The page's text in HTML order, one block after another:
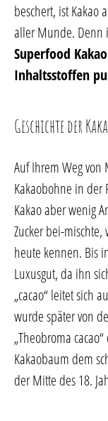
beschert, ist Kakao
aller Munde. Denn
Superfood
Inhaltsstoffen
Geschichte der
Auf Ihrem Weg
Kakaobohne in der
Kakao aber wenig
Zucker bei-
heute kennen. Bis
Luxusgut, da ihn
„cacao“ leitet sich
wurde später von
„Theobroma
Kakaobaum dem
der Mitte des 18.